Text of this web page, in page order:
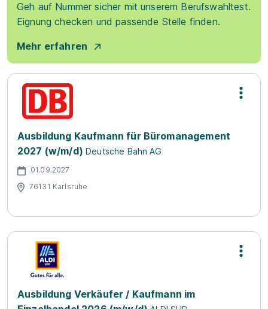
Geh auf Nummer sicher mit unserem Berufswahltest.
Eignung checken und passende Stelle finden.
Mehr erfahren
Ausbildung Kaufmann für Büromanagement
2027 (w/m/d) Deutsche Bahn AG
01.09.2027
76131 Karlsruhe
Ausbildung Verkäufer / Kaufmann im